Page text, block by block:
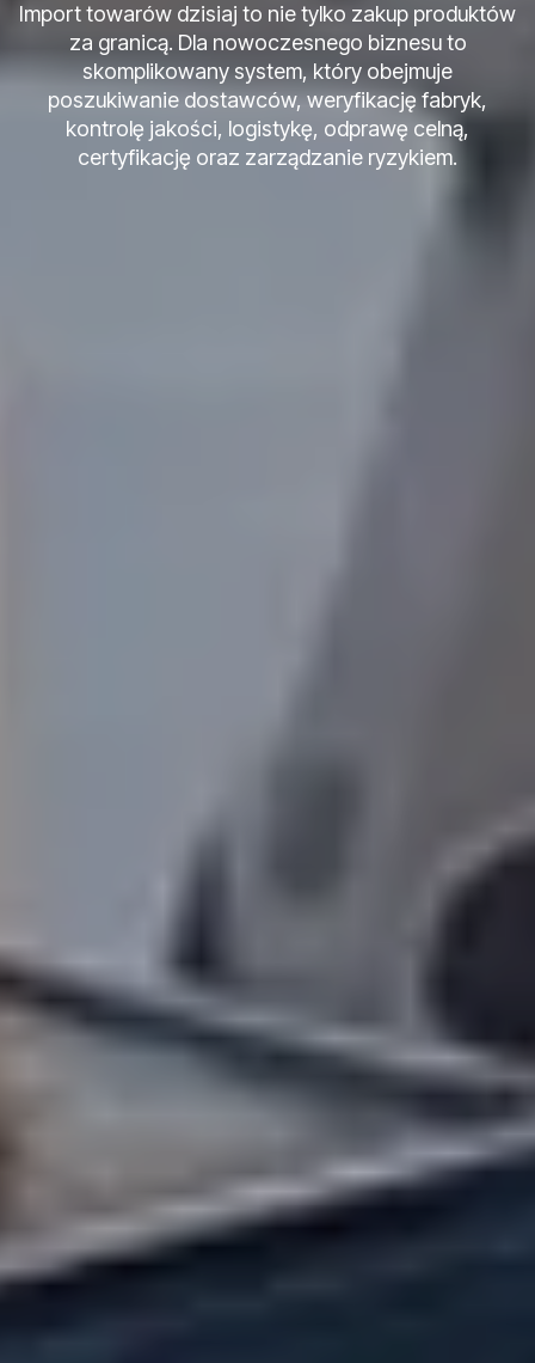
Import towarów dzisiaj to nie tylko zakup produktów
za granicą. Dla nowoczesnego biznesu to
skomplikowany system, który obejmuje
poszukiwanie dostawców, weryfikację fabryk,
kontrolę jakości, logistykę, odprawę celną,
certyfikację oraz zarządzanie ryzykiem.